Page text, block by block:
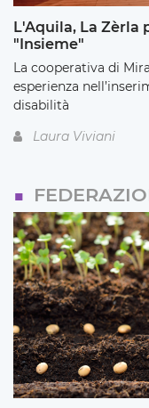
L'Aquila, La Zèrla
"Insieme"
La cooperativa di
esperienza
disabilità
Laura Viviani